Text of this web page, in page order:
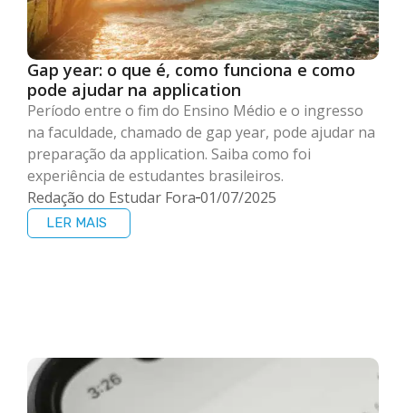
Gap year: o que é, como funciona e como
pode ajudar na application
Período entre o fim do Ensino Médio e o ingresso
na faculdade, chamado de gap year, pode ajudar na
preparação da application. Saiba como foi
experiência de estudantes brasileiros.
Redação do Estudar Fora 01/07/2025
LER MAIS